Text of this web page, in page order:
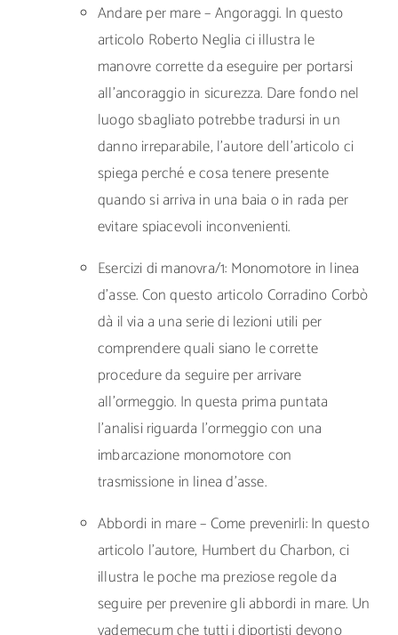
Andare per mare – Angoraggi. In questo
articolo Roberto Neglia ci illustra le
manovre corrette da eseguire per portarsi
all’ancoraggio in sicurezza. Dare fondo nel
luogo sbagliato potrebbe tradursi in un
danno irreparabile, l’autore dell’articolo ci
spiega perché e cosa tenere presente
quando si arriva in una baia o in rada per
evitare spiacevoli inconvenienti.
Esercizi di manovra/1: Monomotore in linea
d’asse. Con questo articolo Corradino Corbò
dà il via a una serie di lezioni utili per
comprendere quali siano le corrette
procedure da seguire per arrivare
all’ormeggio. In questa prima puntata
l’analisi riguarda l’ormeggio con una
imbarcazione monomotore con
trasmissione in linea d’asse.
Abbordi in mare – Come prevenirli: In questo
articolo l’autore, Humbert du Charbon, ci
illustra le poche ma preziose regole da
seguire per prevenire gli abbordi in mare. Un